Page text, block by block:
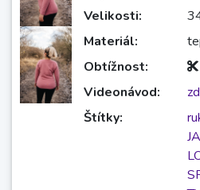
Velikosti:
Materiál:
Obtížnost:
Videonávod:
Štítky: